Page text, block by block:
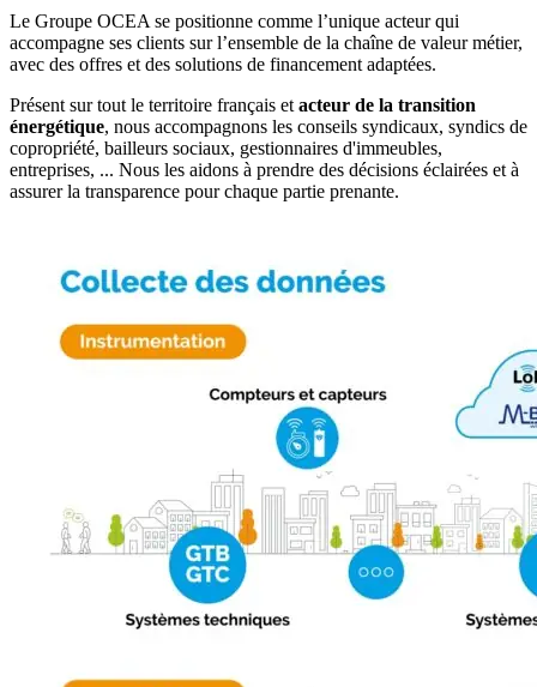
Le Groupe OCEA se positionne comme l’unique acteur qui
accompagne ses clients sur l’ensemble de la chaîne de valeur métier,
avec des offres et des solutions de financement adaptées.
Présent sur tout le territoire français etacteur de la transition
énergétique, nous accompagnons les conseils syndicaux, syndics de
copropriété, bailleurs sociaux, gestionnaires d'immeubles,
entreprises, ... Nous les aidons à prendre des décisions éclairées et à
assurer la transparence pour chaque partie prenante.